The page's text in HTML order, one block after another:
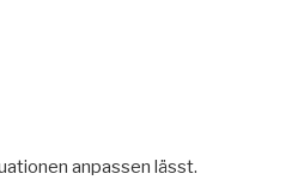
anpassen lässt.